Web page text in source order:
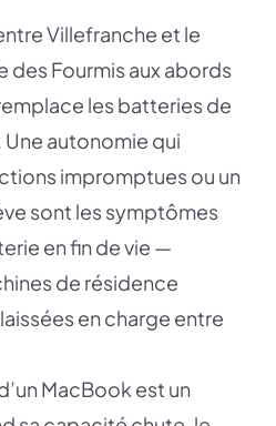
Villefranche et le
des Fourmis aux abords
les batteries de
autonomie qui
impromptues ou un
sont les symptômes
en fin de vie —
de résidence
en charge entre
MacBook est un